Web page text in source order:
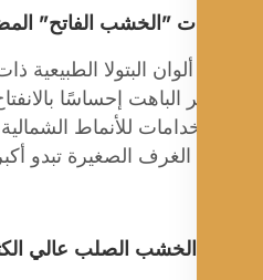
"الخشب الفاتح" المضيئة
البتولا الطبيعية ذات اللون
الباهت إحساسًا بالانفتاح. إنها
للأنماط الشمالية
الصغيرة تبدو أكبر وأكثر
الخشب الصلب عالي الكثافة